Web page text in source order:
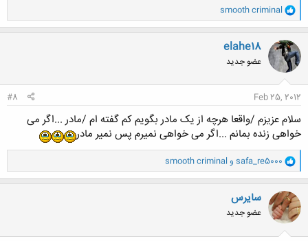
و
ا
ک
ن
ش
ه
ا
smooth criminal
elahe18
عضو جدید
Feb 25, 2012
#8
سلام عزیزم /واقعا هرچه از یک مادر بگویم کم گفته ام /مادر ...اگر می
خواهی زنده بمانم ...اگر می خواهی نمیرم پس نمیر مادر
و
ا
ک
ن
ش
ه
ا
safa_re5000 و smooth criminal
سایرس
عضو جدید